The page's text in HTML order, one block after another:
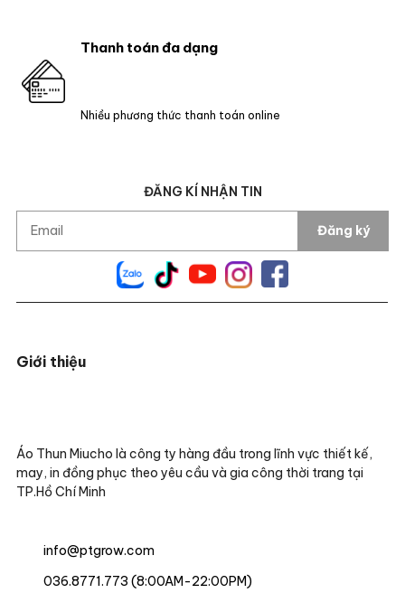
Thanh toán đa dạng
Nhiều phương thức thanh toán online
ĐĂNG KÍ NHẬN TIN
Đăng ký
Giới thiệu
Áo Thun Miucho là công ty hàng đầu trong lĩnh vực thiết kế,
may, in đồng phục theo yêu cầu và gia công thời trang tại
TP.Hồ Chí Minh
info@ptgrow.com
036.8771.773 (8:00AM-22:00PM)